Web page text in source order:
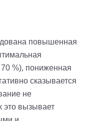
повышенная
%), пониженная
сказывается
не
это вызывает